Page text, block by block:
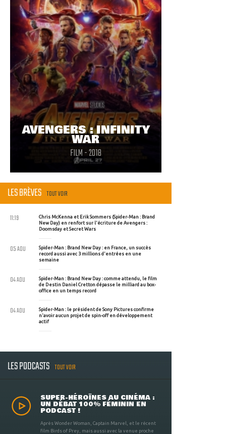
AVENGERS : INFINITY
WAR
FILM - 2018
LES BRÈVES TOUT VOIR
Chris McKenna et Erik Sommers (Spider-Man : Brand
New Day) en renfort sur l'écriture de Avengers :
Doomsday et Secret Wars
11:19
Spider-Man : Brand New Day : en France, un succès
record aussi avec 3 millions d'entrées en une
semaine
05 AOU
Spider-Man : Brand New Day : comme attendu, le film
de Destin Daniel Cretton dépasse le milliard au box-
office en un temps record
04 AOU
Spider-Man : le président de Sony Pictures confirme
n'avoir aucun projet de spin-off en développement
actif
04 AOU
LES PODCASTS TOUT VOIR
SUPER-HÉROÏNES AU CINÉMA :
UN DÉBAT 100% FÉMININ EN
PODCAST !
Après Wonder Woman, Captain Marvel, et le récent
film Birds of Prey, mais aussi avec la venue proche